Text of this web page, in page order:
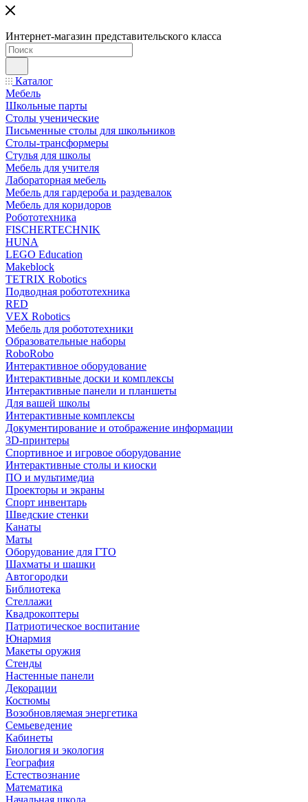
Интернет-магазин представительского класса
Каталог
Мебель
Школьные парты
Столы ученические
Письменные столы для школьников
Столы-трансформеры
Стулья для школы
Мебель для учителя
Лабораторная мебель
Мебель для гардероба и раздевалок
Мебель для коридоров
Робототехника
FISCHERTECHNIK
HUNA
LEGO Education
Makeblock
TETRIX Robotics
Подводная робототехника
RED
VEX Robotics
Мебель для робототехники
Образовательные наборы
RoboRobo
Интерактивное оборудование
Интерактивные доски и комплексы
Интерактивные панели и планшеты
Для вашей школы
Интерактивные комплексы
Документирование и отображение информации
3D-принтеры
Спортивное и игровое оборудование
Интерактивные столы и киоски
ПО и мультимедиа
Проекторы и экраны
Спорт инвентарь
Шведские стенки
Канаты
Маты
Оборудование для ГТО
Шахматы и шашки
Автогородки
Библиотека
Стеллажи
Квадрокоптеры
Патриотическое воспитание
Юнармия
Макеты оружия
Стенды
Настенные панели
Декорации
Костюмы
Возобновляемая энергетика
Семьеведение
Кабинеты
Биология и экология
География
Естествознание
Математика
Начальная школа